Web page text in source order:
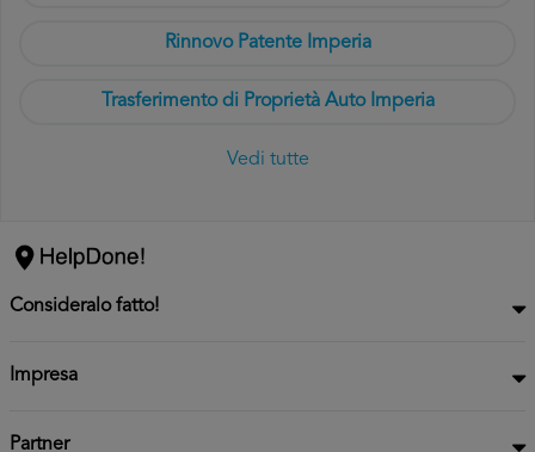
Rinnovo Patente Imperia
Trasferimento di Proprietà Auto Imperia
Vedi tutte
Consideralo fatto!
Impresa
Partner